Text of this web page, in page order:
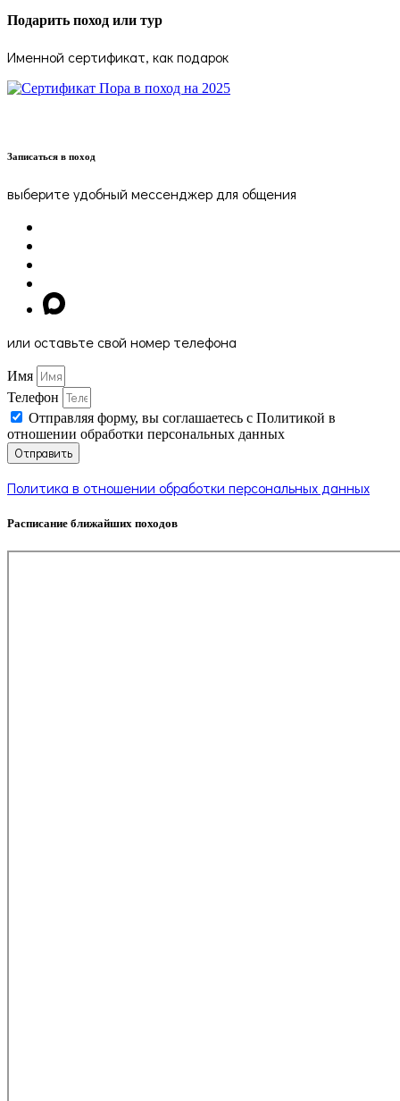
Подарить поход или тур
Именной сертификат, как подарок
Записаться в поход
выберите удобный мессенджер для общения
или оставьте свой номер телефона
Имя
Телефон
Отправляя форму, вы соглашаетесь с Политикой в
отношении обработки персональных данных
Отправить
Политика в отношении обработки персональных данных
Расписание ближайших походов